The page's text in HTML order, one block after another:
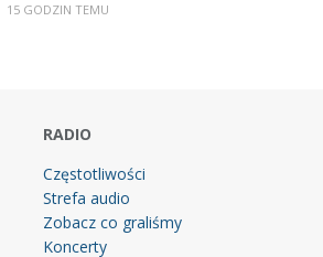
15 GODZIN TEMU
RADIO
Częstotliwości
Strefa audio
Zobacz co graliśmy
Koncerty